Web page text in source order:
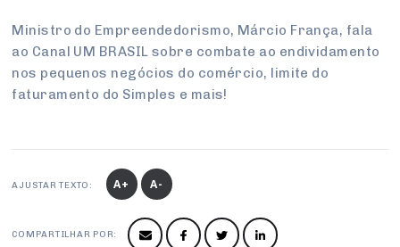
Prêmio de Sustentabilidade
Conselho de Comércio Eletrônico
Ministro do Empreendedorismo, Márcio França, fala
ao Canal UM BRASIL sobre combate ao endividamento
nos pequenos negócios do comércio, limite do
faturamento do Simples e mais!
AJUSTAR TEXTO: A+ A-
COMPARTILHAR POR: